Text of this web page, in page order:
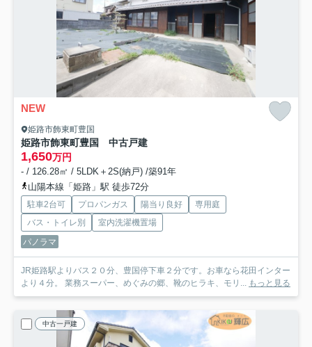
NEW
姫路市飾東町豊国
姫路市飾東町豊国 中古戸建
1,650万円
- / 126.28㎡ / 5LDK＋2S(納戸) /築91年
山陽本線「姫路」駅 徒歩72分
駐車2台可 プロパンガス 陽当り良好
専用庭
バス・トイレ別
室内洗濯機置場
パノラマ
JR姫路駅よりバス２０分、豊国停下車２分です。お車なら花田インター
より４分。 業務スーパー、めぐみの郷、靴のヒラキ、モリ... もっと見る
中古一戸建